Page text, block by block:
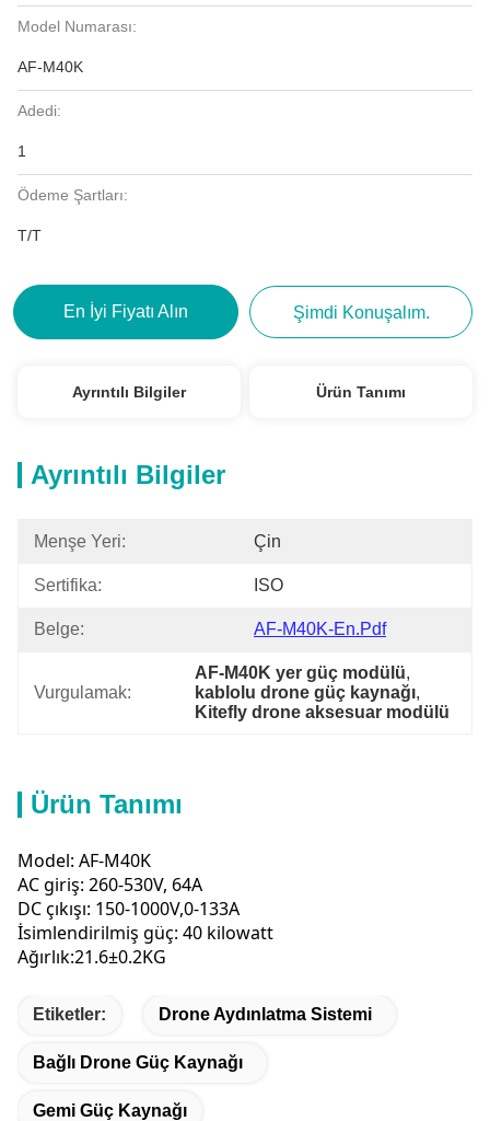
Model Numarası:
AF-M40K
Adedi:
1
Ödeme Şartları:
T/T
En İyi Fiyatı Alın Şimdi Konuşalım.
Ayrıntılı Bilgiler Ürün Tanımı
Ayrıntılı Bilgiler
Menşe Yeri: Çin
Sertifika: ISO
Belge: AF-M40K-En.pdf
Vurgulamak:
AF-M40K yer güç modülü,
kablolu drone güç kaynağı,
Kitefly drone aksesuar modülü
Ürün Tanımı
Model: AF-M40K
AC giriş: 260-530V, 64A
DC çıkışı: 150-1000V,0-133A
İsimlendirilmiş güç: 40 kilowatt
Ağırlık:21.6±0.2KG
Etiketler: Drone Aydınlatma Sistemi
Bağlı Drone Güç Kaynağı
Gemi Güç Kaynağı